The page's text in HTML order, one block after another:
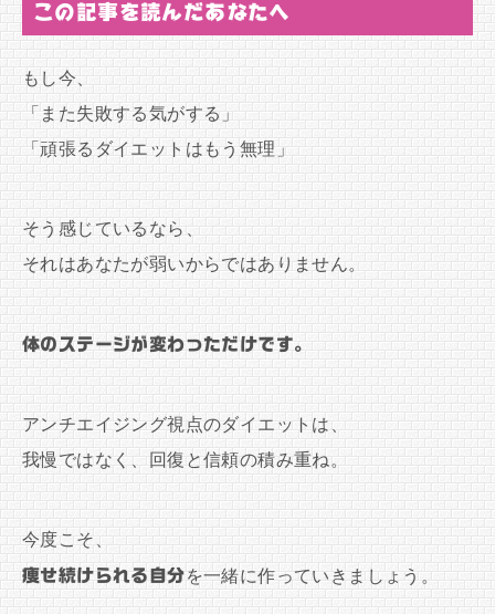
この記事を読んだあなたへ
もし今、
「また失敗する気がする」
「頑張るダイエットはもう無理」
そう感じているなら、
それはあなたが弱いからではありません。
体のステージが変わっただけです。
アンチエイジング視点のダイエットは、
我慢ではなく、回復と信頼の積み重ね。
今度こそ、
痩せ続けられる自分を一緒に作っていきましょう。